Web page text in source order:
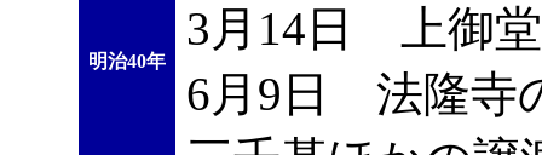
明治40年
3月14日 上御
6月9日 法隆寺